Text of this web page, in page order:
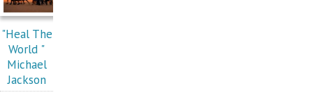
"Heal The
World "
Michael
Jackson